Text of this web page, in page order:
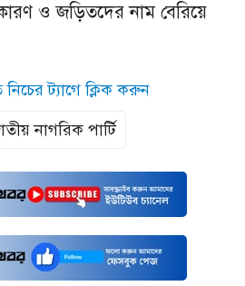
ও জড়িতদের নাম বেরিয়ে
নিচের ট্যাগে ক্লিক করুন
নাগরিক পার্টি